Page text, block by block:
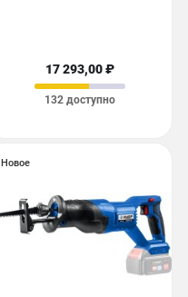
17 293,00 ₽
132 доступно
Новое